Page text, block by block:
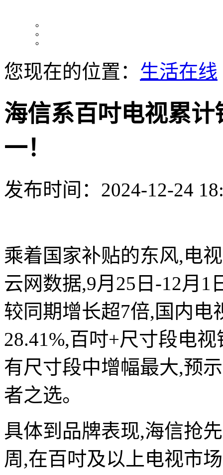
您现在的位置： 生活在线
海信系百吋电视累
一！
发布时间：2024-12-24
乘着国家补贴的东风,电
云网数据,9月25日-12月
较同期增长超7倍,国内电
28.41%,百吋+尺寸段电
有尺寸段中增幅最大,预
者之选。
具体到品牌表现,海信抢
周,在百吋及以上电视市